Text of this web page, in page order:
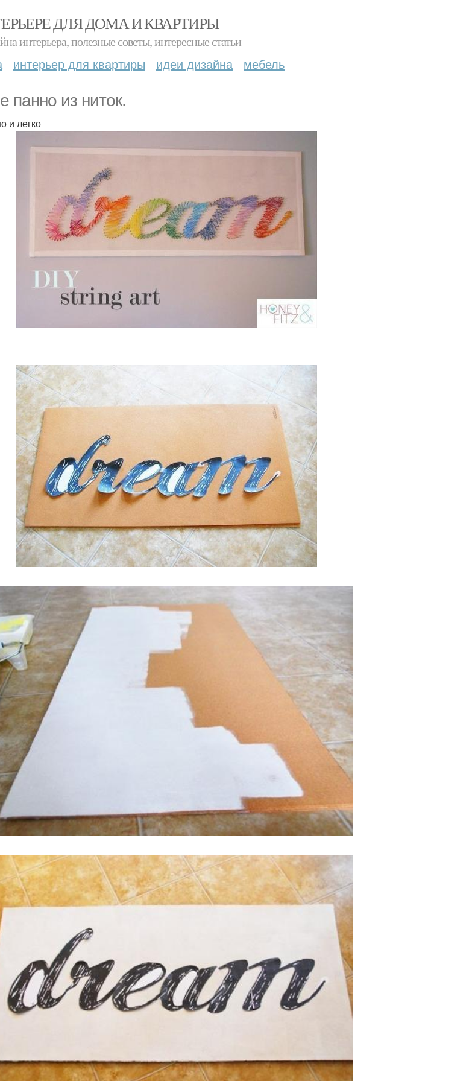
ДЛЯ ДОМА И КВАРТИРЫ
интерьера, полезные советы, интересные статьи
интерьер для квартиры идеи дизайна мебель
панно из ниток.
и легко